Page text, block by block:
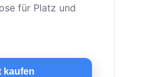
für Platz und
kaufen